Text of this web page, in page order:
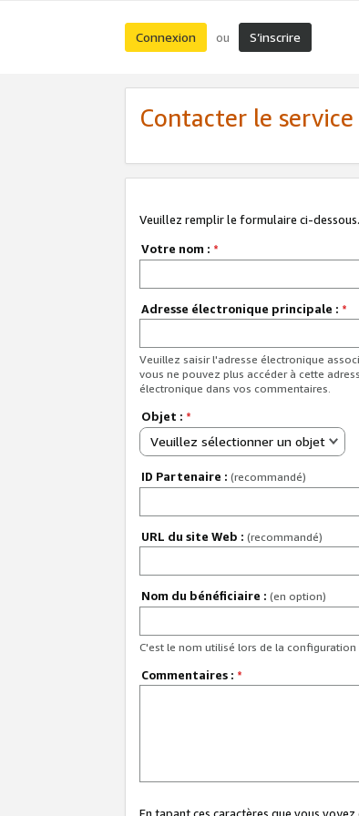
Connexion ou S’inscrire
Contacter le
Veuillez remplir le formulaire ci-dessous.
Votre nom : *
Adresse électronique principale : *
Veuillez saisir l'adresse électronique
vous ne pouvez plus accéder à cette
électronique dans vos commentaires.
Objet : *
Veuillez sélectionner un objet
ID Partenaire : (recommandé)
URL du site Web : (recommandé)
Nom du bénéficiaire : (en option)
C'est le nom utilisé lors de la
Commentaires : *